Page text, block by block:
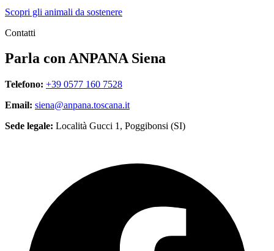
Scopri gli animali da sostenere
Contatti
Parla con ANPANA Siena
Telefono: +39 0577 160 7528
Email: siena@anpana.toscana.it
Sede legale: Località Gucci 1, Poggibonsi (SI)